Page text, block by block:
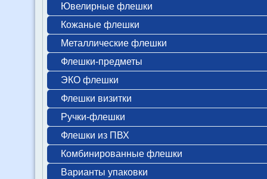
Ювелирные флешки
Кожаные флешки
Металлические флешки
Флешки-предметы
ЭКО флешки
Флешки визитки
Ручки-флешки
Флешки из ПВХ
Комбинированные флешки
Варианты упаковки